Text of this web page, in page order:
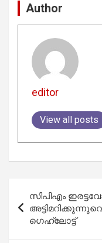
Author
editor
View all posts
navigation
സിപിഎം
ഗെഹ്ലോട്ട്